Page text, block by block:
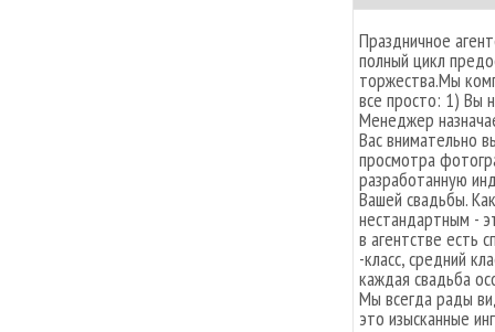
Праздничное
полный цикл
торжества.Мы
все просто: 1) Вы
Менеджер
Вас внимательно
просмотра
разработанную
Вашей свадьбы.
нестандартным -
в агентстве есть
-класс, средний
каждая свадьба
Мы всегда рады
это изысканные